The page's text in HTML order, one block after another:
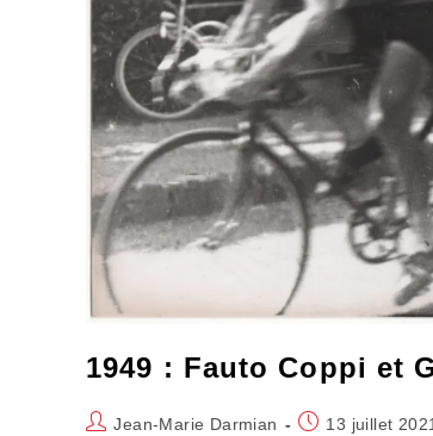
1949 : Fauto Coppi et
Auteur/autrice
Jean-Marie Darmian
Publication
13 juillet 2021